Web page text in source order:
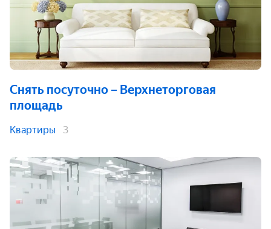
Снять посуточно – Верхнеторговая
площадь
Квартиры 3